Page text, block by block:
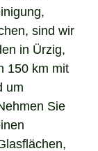
sind wir
in Ürzig,
150 km mit
um
Sie